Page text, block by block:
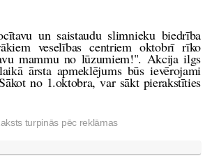
un saistaudu slimnieku biedrība
veselības centriem oktobrī rīko
mammu no lūzumiem!". Akcija ilgs
ārsta apmeklējums būs ievērojami
no 1.oktobra, var sākt pierakstīties
turpinās pēc reklāmas